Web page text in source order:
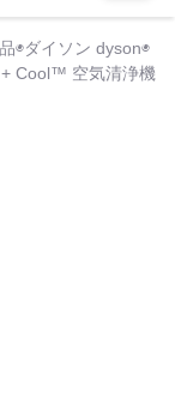
◉ダイソン dyson◉
Cool™ 空気清浄機